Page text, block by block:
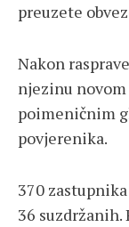
preuzete
Nakon
njezinu
poimeničnim
povjerenika.
370
36